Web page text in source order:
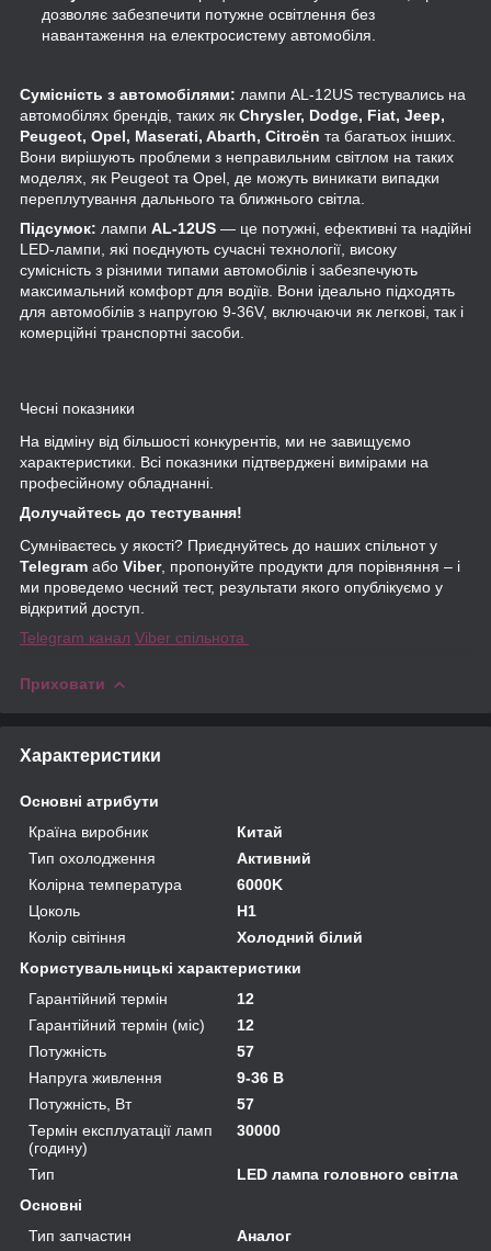
дозволяє забезпечити потужне освітлення без
навантаження на електросистему автомобіля.
Сумісність з автомобілями: лампи AL-12US тестувались на
автомобілях брендів, таких як Chrysler, Dodge, Fiat, Jeep,
Peugeot, Opel, Maserati, Abarth, Citroën та багатьох інших.
Вони вирішують проблеми з неправильним світлом на таких
моделях, як Peugeot та Opel, де можуть виникати випадки
переплутування дальнього та ближнього світла.
Підсумок: лампи AL-12US — це потужні, ефективні та надійні
LED-лампи, які поєднують сучасні технології, високу
сумісність з різними типами автомобілів і забезпечують
максимальний комфорт для водіїв. Вони ідеально підходять
для автомобілів з напругою 9-36V, включаючи як легкові, так і
комерційні транспортні засоби.
Чесні показники
На відміну від більшості конкурентів, ми не завищуємо
характеристики. Всі показники підтверджені вимірами на
професійному обладнанні.
Долучайтесь до тестування!
Сумніваєтесь у якості? Приєднуйтесь до наших спільнот у
Telegram або Viber, пропонуйте продукти для порівняння – і
ми проведемо чесний тест, результати якого опублікуємо у
відкритий доступ.
Telegram канал Viber спільнота
Приховати
Характеристики
Основні атрибути
Країна виробник
Китай
Тип охолодження
Активний
Колірна температура
6000K
Цоколь
H1
Колір світіння
Холодний білий
Користувальницькі характеристики
Гарантійний термін
12
Гарантійний термін (міс)
12
Потужність
57
Напруга живлення
9-36 В
Потужність, Вт
57
Термін експлуатації ламп
(годину)
30000
Тип
LED лампа головного світла
Основні
Тип запчастин
Аналог